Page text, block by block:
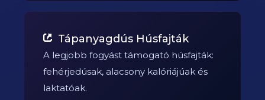
Tápanyagdús Húsfajták
A legjobb fogyást támogató húsfajták:
fehérjedúsak, alacsony kalóriájúak és
laktatóak.